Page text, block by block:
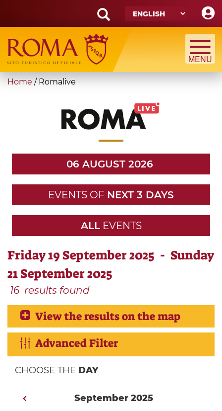
main
content
Search
form
Search
You
Home / Romalive
06 AUGUST 2026
EVENTS OF NEXT 3 DAYS
ALL EVENTS
Friday 19 September 2025 - Sunday
21 September 2025
16 results found
View the results on the map
Advanced Filter
CHOOSE THE DAY
September 2025